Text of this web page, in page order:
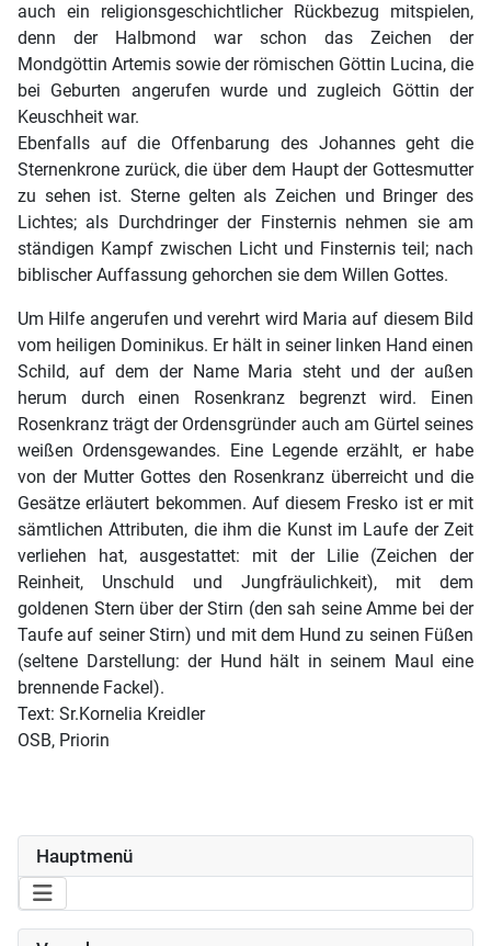
Hauptmenü
auch ein religionsgeschichtlicher Rückbezug mitspielen,
denn der Halbmond war schon das Zeichen der
Mondgöttin Artemis sowie der römischen Göttin Lucina, die
bei Geburten angerufen wurde und zugleich Göttin der
Keuschheit war.
Ebenfalls auf die Offenbarung des Johannes geht die
Sternenkrone zurück, die über dem Haupt der Gottesmutter
zu sehen ist. Sterne gelten als Zeichen und Bringer des
Lichtes; als Durchdringer der Finsternis nehmen sie am
ständigen Kampf zwischen Licht und Finsternis teil; nach
biblischer Auffassung gehorchen sie dem Willen Gottes.
Um Hilfe angerufen und verehrt wird Maria auf diesem Bild
vom heiligen Dominikus. Er hält in seiner linken Hand einen
Schild, auf dem der Name Maria steht und der außen
herum durch einen Rosenkranz begrenzt wird. Einen
Rosenkranz trägt der Ordensgründer auch am Gürtel seines
weißen Ordensgewandes. Eine Legende erzählt, er habe
von der Mutter Gottes den Rosenkranz überreicht und die
Gesätze erläutert bekommen. Auf diesem Fresko ist er mit
sämtlichen Attributen, die ihm die Kunst im Laufe der Zeit
verliehen hat, ausgestattet: mit der Lilie (Zeichen der
Reinheit, Unschuld und Jungfräulichkeit), mit dem
goldenen Stern über der Stirn (den sah seine Amme bei der
Taufe auf seiner Stirn) und mit dem Hund zu seinen Füßen
(seltene Darstellung: der Hund hält in seinem Maul eine
brennende Fackel).
Text: Sr.Kornelia Kreidler
OSB, Priorin